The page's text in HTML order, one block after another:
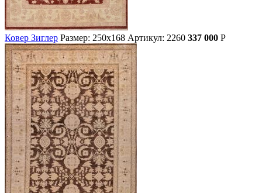
Ковер Зиглер Размер: 250х168 Артикул: 2260 337 000 Р